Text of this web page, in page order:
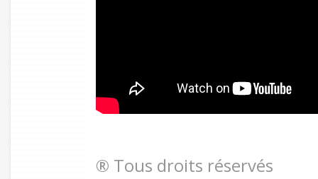
® Tous droits réservés